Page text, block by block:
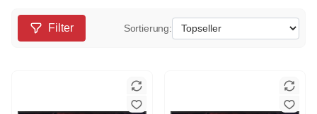
Filter Sortierung: